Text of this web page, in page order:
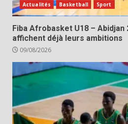
Actualités Basketball Sport
Fiba Afrobasket U18 – Abidjan
affichent déjà leurs ambitions
09/08/2026